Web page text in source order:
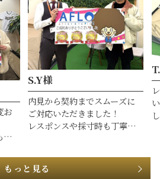
お
多
し
S.Y様
内見から契約までスムーズに
ご対応いただきました！
レスポンスや採寸時も丁寧で
で、次回も利用させていただ
こうと思います！
もっと見る